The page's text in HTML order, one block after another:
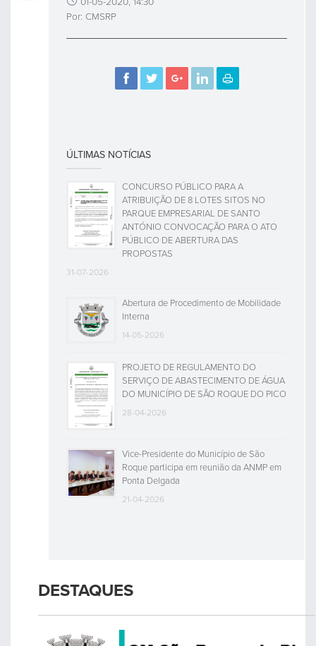
Por: CMSRP
ÚLTIMAS NOTÍCIAS
CONCURSO PÚBLICO PARA A
ATRIBUIÇÃO DE 8 LOTES SITOS NO
PARQUE EMPRESARIAL DE SANTO
ANTÓNIO CONVOCAÇÃO PARA O ATO
PÚBLICO DE ABERTURA DAS
PROPOSTAS
31-07-2026
Abertura de Procedimento de Mobilidade
Interna
14-05-2026
PROJETO DE REGULAMENTO DO
SERVIÇO DE ABASTECIMENTO DE ÁGUA
DO MUNICÍPIO DE SÃO ROQUE DO PICO
28-04-2026
Vice-Presidente do Município de São
Roque participa em reunião da ANMP em
Ponta Delgada
21-04-2026
DESTAQUES